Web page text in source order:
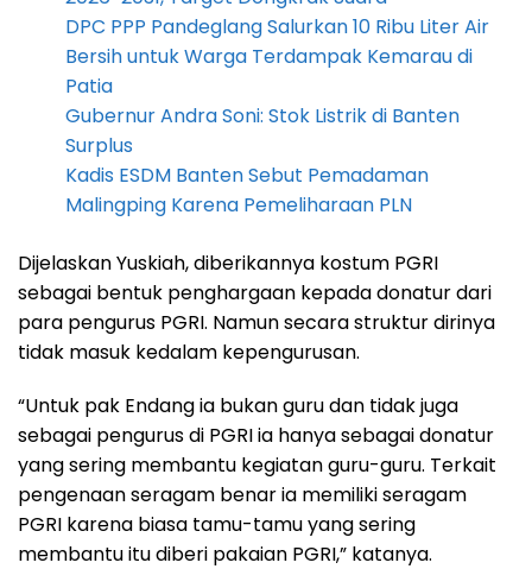
DPC PPP Pandeglang Salurkan 10 Ribu Liter Air
Bersih untuk Warga Terdampak Kemarau di
Patia
Gubernur Andra Soni: Stok Listrik di Banten
Surplus
Kadis ESDM Banten Sebut Pemadaman
Malingping Karena Pemeliharaan PLN
Dijelaskan Yuskiah, diberikannya kostum PGRI
sebagai bentuk penghargaan kepada donatur dari
para pengurus PGRI. Namun secara struktur dirinya
tidak masuk kedalam kepengurusan.
“Untuk pak Endang ia bukan guru dan tidak juga
sebagai pengurus di PGRI ia hanya sebagai donatur
yang sering membantu kegiatan guru-guru. Terkait
pengenaan seragam benar ia memiliki seragam
PGRI karena biasa tamu-tamu yang sering
membantu itu diberi pakaian PGRI,” katanya.